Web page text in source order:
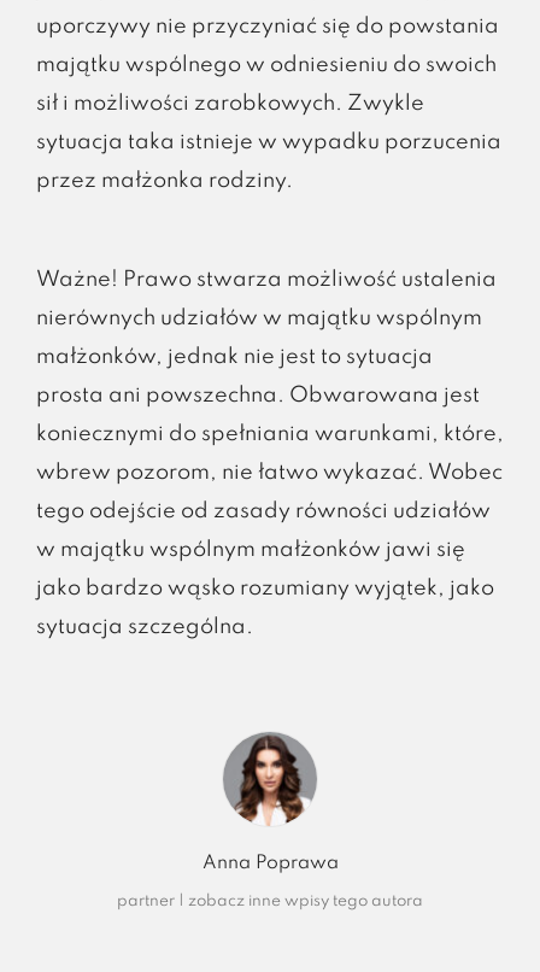
uporczywy nie przyczyniać się do powstania
majątku wspólnego w odniesieniu do swoich
sił i możliwości zarobkowych. Zwykle
sytuacja taka istnieje w wypadku porzucenia
przez małżonka rodziny.
Ważne! Prawo stwarza możliwość ustalenia
nierównych udziałów w majątku wspólnym
małżonków, jednak nie jest to sytuacja
prosta ani powszechna. Obwarowana jest
koniecznymi do spełniania warunkami, które,
wbrew pozorom, nie łatwo wykazać. Wobec
tego odejście od zasady równości udziałów
w majątku wspólnym małżonków jawi się
jako bardzo wąsko rozumiany wyjątek, jako
sytuacja szczególna.
Anna Poprawa
partner zobacz inne wpisy tego autora